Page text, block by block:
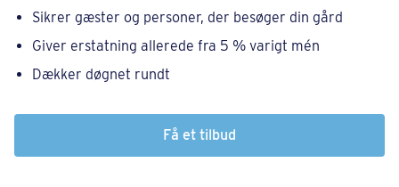
Sikrer gæster og personer, der besøger din gård
Giver erstatning allerede fra 5 % varigt mén
Dækker døgnet rundt
Få et tilbud